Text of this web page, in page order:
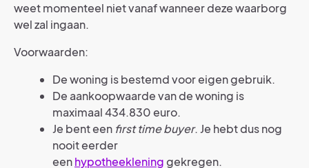
weet momenteel niet vanaf wanneer deze waarborg
wel zal ingaan.
Voorwaarden:
De woning is bestemd voor eigen gebruik.
De aankoopwaarde van de woning is
maximaal 434.830 euro.
Je bent een first time buyer. Je hebt dus nog
nooit eerder
eenhypotheekleninggekregen.